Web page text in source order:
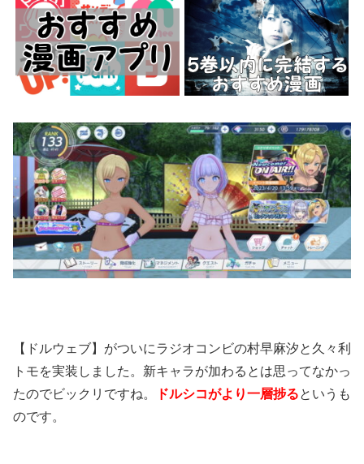
【ドルウェブ】がついにラジオコンビの村早麻汐と久々利
トモを実装しました。新キャラが加わるとは思ってなかっ
たのでビックリですね。
ドルシコがより一層捗るというも
のです。